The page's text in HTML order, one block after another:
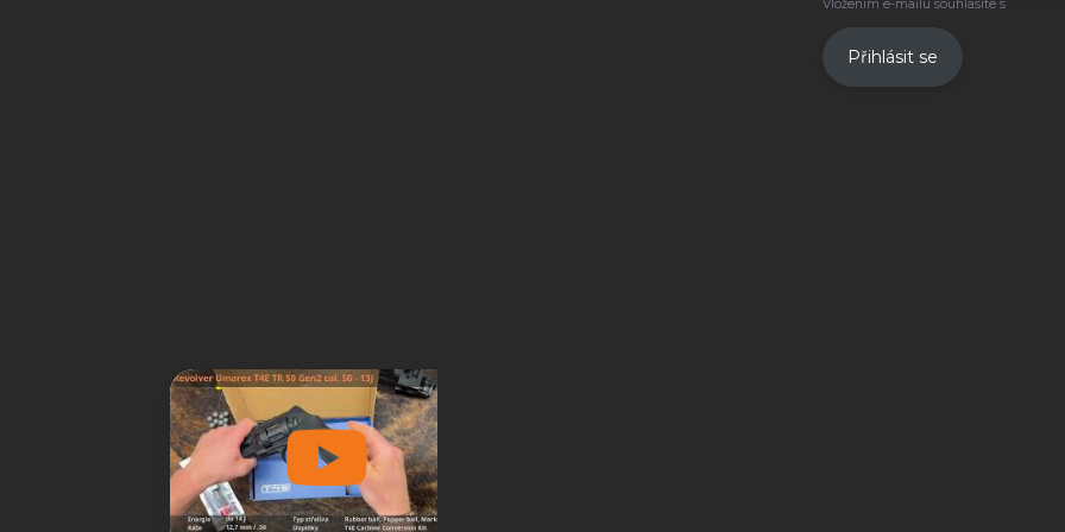
Vložením e-mailu souhlasíte s
Přihlásit se